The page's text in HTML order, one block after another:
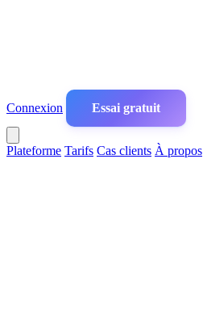
Connexion Essai gratuit
Plateforme Tarifs Cas clients À propos